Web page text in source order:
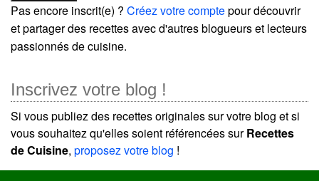
Pas encore inscrit(e) ? Créez votre comptepour découvrir
et partager des recettes avec d'autres blogueurs et lecteurs
passionnés de cuisine.
Inscrivez votre blog !
Si vous publiez des recettes originales sur votre blog et si
vous souhaitez qu'elles soient référencées surRecettes
de Cuisine, proposez votre blog !